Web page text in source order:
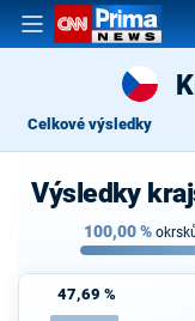
Celkové výsledky
Výsledky
100,00%
47,69 %